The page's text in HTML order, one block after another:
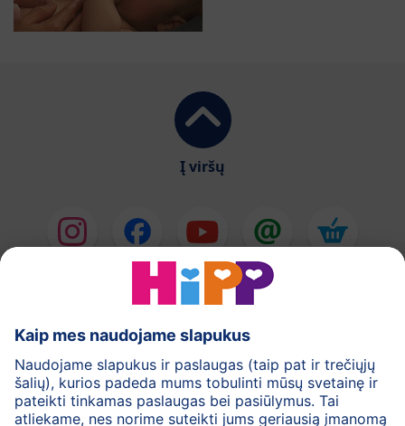
Į viršų
HiPP Pieno mišiniai
HiPP Kūdikių maistas
Odos priežiūra
Nėštumas
Privatumo politika